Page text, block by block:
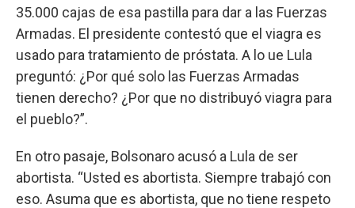
35.000 cajas de esa pastilla para dar a las Fuerzas
Armadas. El presidente contestó que el viagra es
usado para tratamiento de próstata. A lo ue Lula
preguntó: ¿Por qué solo las Fuerzas Armadas
tienen derecho? ¿Por que no distribuyó viagra para
el pueblo?”.
En otro pasaje, Bolsonaro acusó a Lula de ser
abortista. “Usted es abortista. Siempre trabajó con
eso. Asuma que es abortista, que no tiene respeto